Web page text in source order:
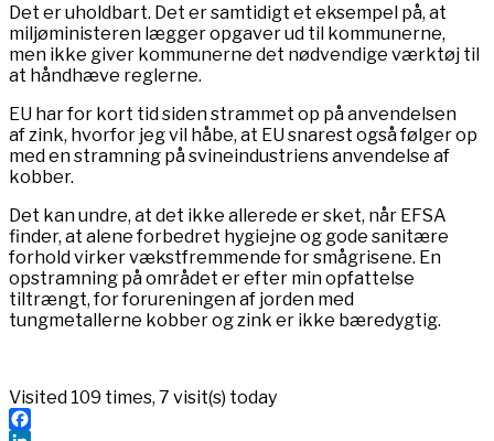
Det er uholdbart. Det er samtidigt et eksempel på, at
miljøministeren lægger opgaver ud til kommunerne,
men ikke giver kommunerne det nødvendige værktøj til
at håndhæve reglerne.
EU har for kort tid siden strammet op på anvendelsen
af zink, hvorfor jeg vil håbe, at EU snarest også følger op
med en stramning på svineindustriens anvendelse af
kobber.
Det kan undre, at det ikke allerede er sket, når EFSA
finder, at alene forbedret hygiejne og gode sanitære
forhold virker vækstfremmende for smågrisene. En
opstramning på området er efter min opfattelse
tiltrængt, for forureningen af jorden med
tungmetallerne kobber og zink er ikke bæredygtig.
Visited 109 times, 7 visit(s) today